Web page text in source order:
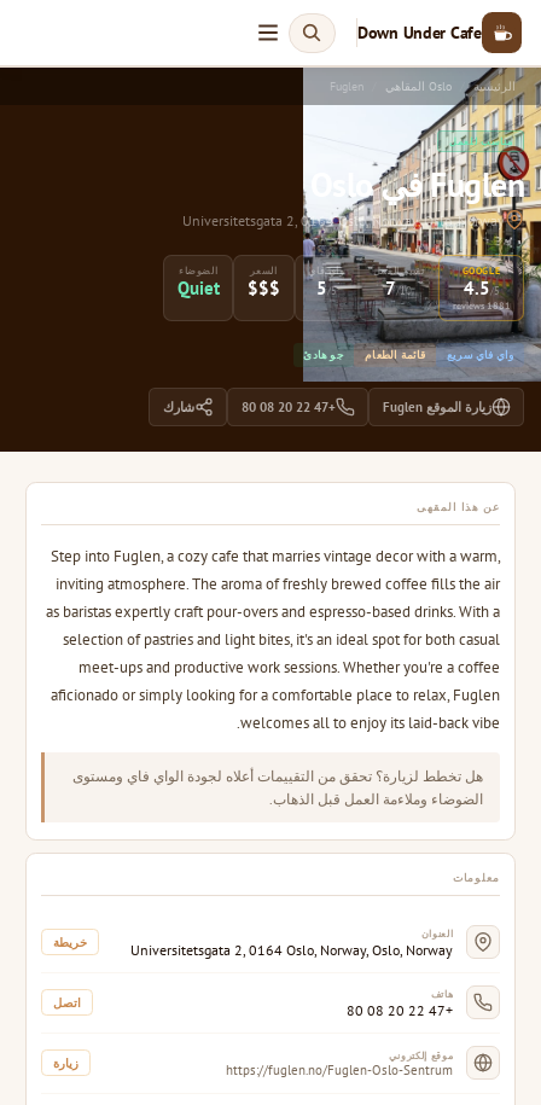
Down Under Cafe
الرئيسية Oslo المقاهي Fuglen
مناسب للعمل
Fuglen في Oslo
Universitetsgata 2, 0164 Oslo, Norway, Oslo, Norway
GOOGLE
4.5/5
1881 reviews
تقييم العمل
7/10
واي فاي
5/5
السعر
$$$
الضوضاء
Quiet
واي فاي سريع قائمة الطعام جو هادئ
زيارة الموقع Fuglen +47 22 20 08 80 شارك
عن هذا المقهى
Step into Fuglen, a cozy cafe that marries vintage decor with a warm,
inviting atmosphere. The aroma of freshly brewed coffee fills the air
as baristas expertly craft pour-overs and espresso-based drinks. With a
selection of pastries and light bites, it's an ideal spot for both casual
meet-ups and productive work sessions. Whether you're a coffee
aficionado or simply looking for a comfortable place to relax, Fuglen
welcomes all to enjoy its laid-back vibe.
هل تخطط لزيارة؟ تحقق من التقييمات أعلاه لجودة الواي فاي ومستوى
الضوضاء وملاءمة العمل قبل الذهاب.
معلومات
العنوان
Universitetsgata 2, 0164 Oslo, Norway, Oslo, Norway خريطة
هاتف
+47 22 20 08 80 اتصل
موقع إلكتروني
https://fuglen.no/Fuglen-Oslo-Sentrum زيارة